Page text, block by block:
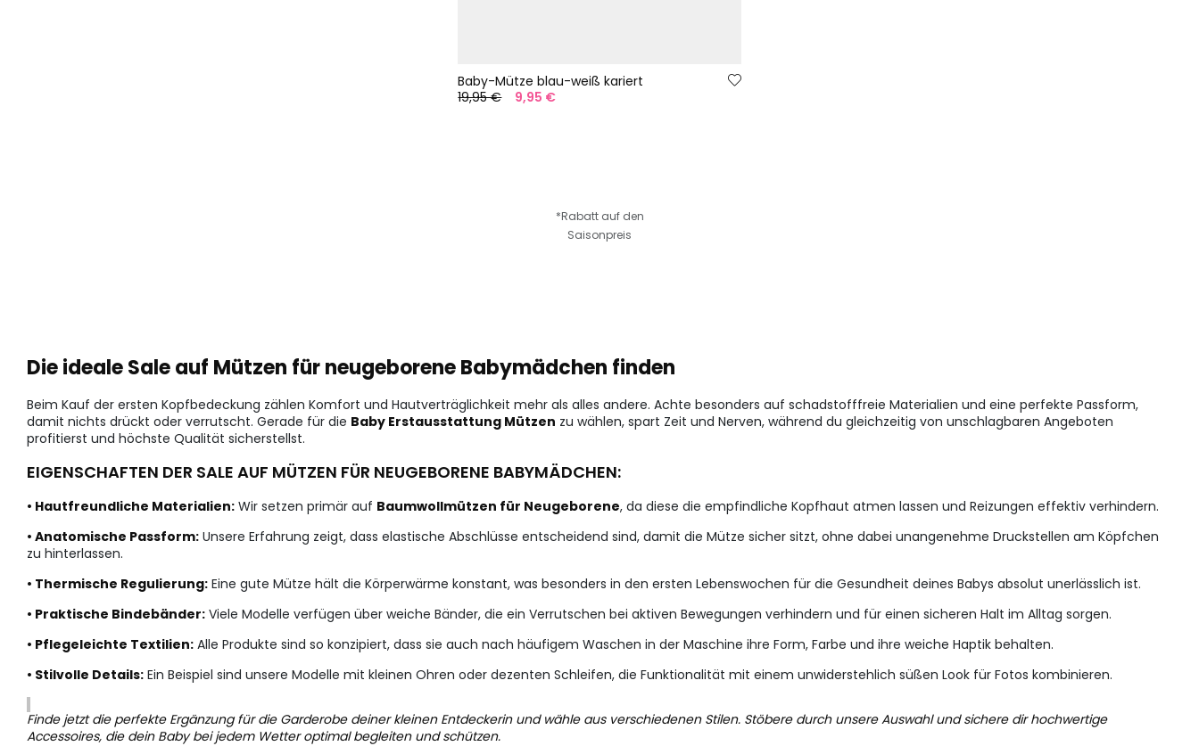
Baby-Mütze blau-weiß kariert
19,95 €
9,95 €
*Rabatt auf den
Saisonpreis
Die ideale Sale auf Mützen für neugeborene Babymädchen finden
Beim Kauf der ersten Kopfbedeckung zählen Komfort und Hautverträglichkeit mehr als alles andere. Achte besonders auf schadstofffreie Materialien und eine perfekte Passform,
damit nichts drückt oder verrutscht. Gerade für die Baby Erstausstattung Mützen zu wählen, spart Zeit und Nerven, während du gleichzeitig von unschlagbaren Angeboten
profitierst und höchste Qualität sicherstellst.
EIGENSCHAFTEN DER SALE AUF MÜTZEN FÜR NEUGEBORENE BABYMÄDCHEN:
• Hautfreundliche Materialien: Wir setzen primär auf Baumwollmützen für Neugeborene, da diese die empfindliche Kopfhaut atmen lassen und Reizungen effektiv verhindern.
• Anatomische Passform: Unsere Erfahrung zeigt, dass elastische Abschlüsse entscheidend sind, damit die Mütze sicher sitzt, ohne dabei unangenehme Druckstellen am Köpfchen
zu hinterlassen.
• Thermische Regulierung: Eine gute Mütze hält die Körperwärme konstant, was besonders in den ersten Lebenswochen für die Gesundheit deines Babys absolut unerlässlich ist.
• Praktische Bindebänder: Viele Modelle verfügen über weiche Bänder, die ein Verrutschen bei aktiven Bewegungen verhindern und für einen sicheren Halt im Alltag sorgen.
• Pflegeleichte Textilien: Alle Produkte sind so konzipiert, dass sie auch nach häufigem Waschen in der Maschine ihre Form, Farbe und ihre weiche Haptik behalten.
• Stilvolle Details: Ein Beispiel sind unsere Modelle mit kleinen Ohren oder dezenten Schleifen, die Funktionalität mit einem unwiderstehlich süßen Look für Fotos kombinieren.
Finde jetzt die perfekte Ergänzung für die Garderobe deiner kleinen Entdeckerin und wähle aus verschiedenen Stilen. Stöbere durch unsere Auswahl und sichere dir hochwertige
Accessoires, die dein Baby bei jedem Wetter optimal begleiten und schützen.